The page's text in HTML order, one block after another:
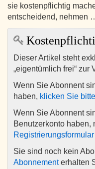
sie kostenpflichtig
entscheidend, nehmen
Dieser Artikel steht
„eigentümlich frei“ zur
Wenn Sie Abonnent
haben, klicken Sie
Wenn Sie Abonnent
Benutzerkonto haben,
Sie sind noch kein
Abonnementerhalten